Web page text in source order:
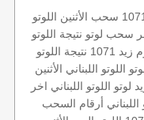
سحب الأثنين اللوتو
سحب لوتو نتيجة اللوتو
1071
نتيجة اللوتو
اللوتو اللبناني الأثنين
لوتو اللوتو اللبناني اخر
اللبناني أرقام السحب